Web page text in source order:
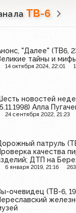
ТВ-6
"Далее" (ТВ6,
тайны и
14 октября 2024, 22:01
новостей
Алла
24 сентября 2022, 21:23
патруль
качества
ДТП на
набережной; пожар в
6 января 2019, 21:16
очевидец (ТВ-6,